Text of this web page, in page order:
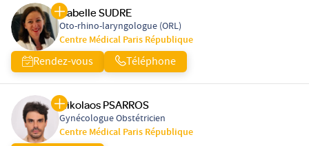
Isabelle SUDRE
Oto-rhino-laryngologue (ORL)
Centre Médical Paris République
Rendez-vous Téléphone
Nikolaos PSARROS
Gynécologue Obstétricien
Centre Médical Paris République